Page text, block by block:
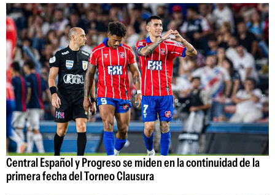
Central Español y Progreso se miden en la continuidad de la
primera fecha del Torneo Clausura